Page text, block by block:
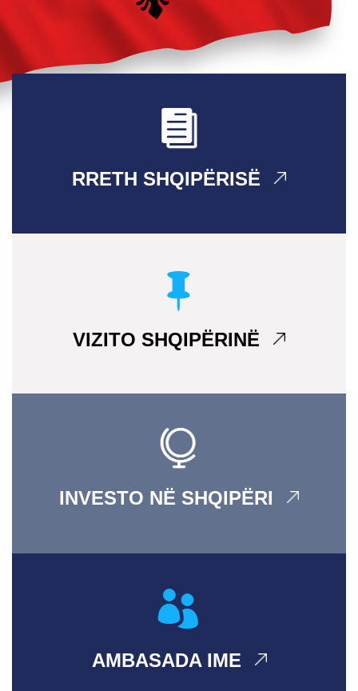
RRETH SHQIPËRISË
VIZITO SHQIPËRINË
INVESTO NË SHQIPËRI
AMBASADA IME